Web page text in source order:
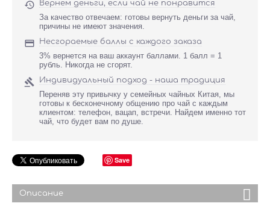
 Вернем деньги, если чай не понравится
За качество отвечаем: готовы вернуть деньги за чай,
причины не имеют значения.
 Несгораемые баллы с каждого заказа
3% вернется на ваш аккаунт баллами. 1 балл = 1
рубль. Никогда не сгорят.
 Индивидуальный подход - наша традиция
Переняв эту привычку у семейных чайных Китая, мы
готовы к бесконечному общению про чай с каждым
клиентом: телефон, вацап, встречи. Найдем именно тот
чай, что будет вам по душе.
Save
Описание